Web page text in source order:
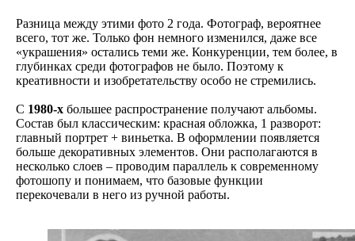
Разница между этими фото 2 года. Фотограф, вероятнее
всего, тот же. Только фон немного изменился, даже все
«украшения» остались теми же. Конкуренции, тем более, в
глубинках среди фотографов не было. Поэтому к
креативности и изобретательству особо не стремились.
С 1980-х большее распространение получают альбомы.
Состав был классическим: красная обложка, 1 разворот:
главный портрет + виньетка. В оформлении появляется
больше декоративных элементов. Они располагаются в
несколько слоев – проводим параллель к современному
фотошопу и понимаем, что базовые функции
перекочевали в него из ручной работы.